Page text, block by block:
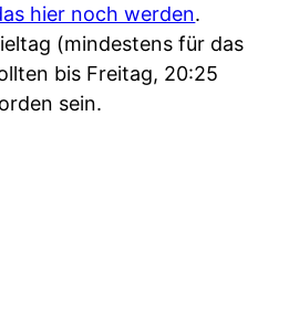
hier noch werden.
(mindestens für das
bis Freitag, 20:25
sein.